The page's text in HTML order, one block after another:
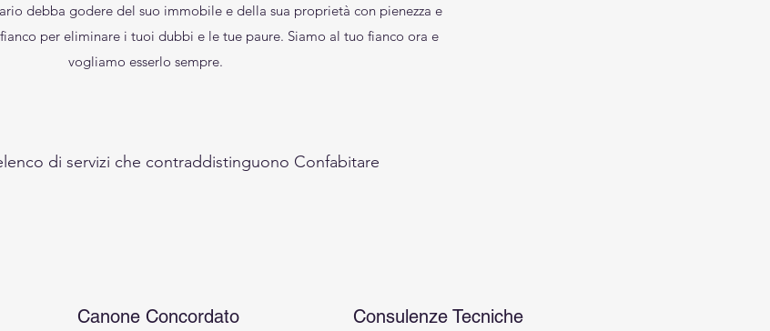
di servizi che contraddistinguono Confabitare
debba godere del suo immobile e della sua proprietà con pienezza e
per eliminare i tuoi dubbi e le tue paure. Siamo al tuo fianco ora e
vogliamo esserlo sempre.
Canone Concordato Consulenze Tecniche